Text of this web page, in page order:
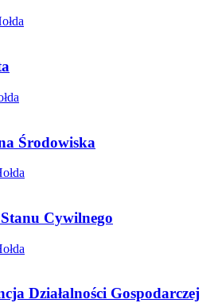
Środowiska
Cywilnego
Działalności Gospodarczej